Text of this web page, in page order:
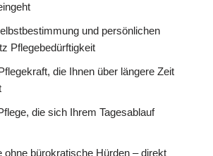
und persönlichen
Pflegebedürftigkeit
die Ihnen über längere Zeit
die sich Ihrem Tagesablauf
ohne bürokratische Hürden – direkt